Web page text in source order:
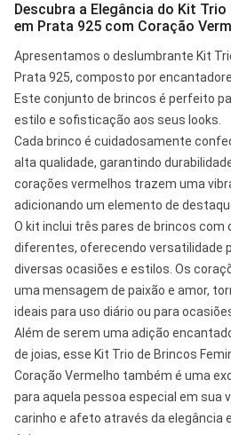
Descubra a Elegância do Kit
em Prata 925 com Coração
Apresentamos o deslumbrante Kit
Prata 925, composto por
Este conjunto de brincos é perfeito
estilo e sofisticação aos seus looks.
Cada brinco é cuidadosamente
alta qualidade, garantindo
corações vermelhos trazem uma
adicionando um elemento de
O kit inclui três pares de brincos com
diferentes, oferecendo versatilidade
diversas ocasiões e estilos. Os
uma mensagem de paixão e amor,
ideais para uso diário ou para
Além de serem uma adição
de joias, esse Kit Trio de Brincos
Coração Vermelho também é uma
para aquela pessoa especial em sua
carinho e afeto através da elegância